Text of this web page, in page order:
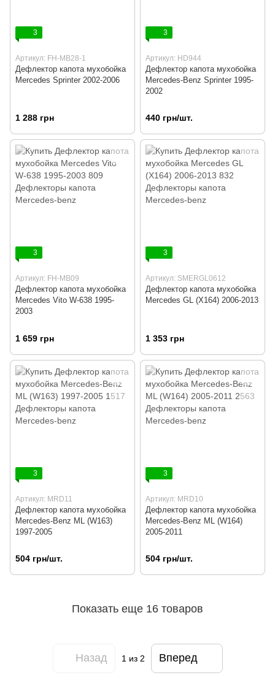
3
Артикул: FH-MB28-1
Дефлектор капота мухобойка
Mercedes Sprinter 2002-2006
1 288 грн
3
Артикул: HD944
Дефлектор капота мухобойка
Mercedes-Benz Sprinter 1995-
2002
440 грн/шт.
3
Артикул: FH-MB09
Дефлектор капота мухобойка
Mercedes Vito W-638 1995-
2003
1 659 грн
3
Артикул: SMERGL0612
Дефлектор капота мухобойка
Mercedes GL (X164) 2006-2013
1 353 грн
3
Артикул: MRD11
Дефлектор капота мухобойка
Mercedes-Benz ML (W163)
1997-2005
504 грн/шт.
3
Артикул: MRD10
Дефлектор капота мухобойка
Mercedes-Benz ML (W164)
2005-2011
504 грн/шт.
Показать еще 16 товаров
Назад 1 из 2 Вперед